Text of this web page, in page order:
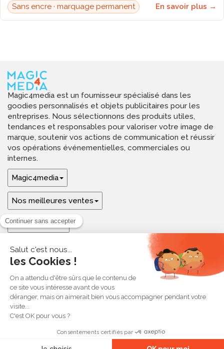
Sans encre · marquage permanent En savoir plus →
Magic4media est un fournisseur spécialisé dans les
goodies personnalisés et objets publicitaires pour les
entreprises. Nous sélectionnons des produits utiles,
tendances et responsables pour valoriser votre image de
marque, soutenir vos actions de communication et réussir
vos opérations événementielles, commerciales ou
internes.
Magic4media
Nos meilleures ventes
Guides & aide
Ressources & inspirations
© 2026 Magic4media